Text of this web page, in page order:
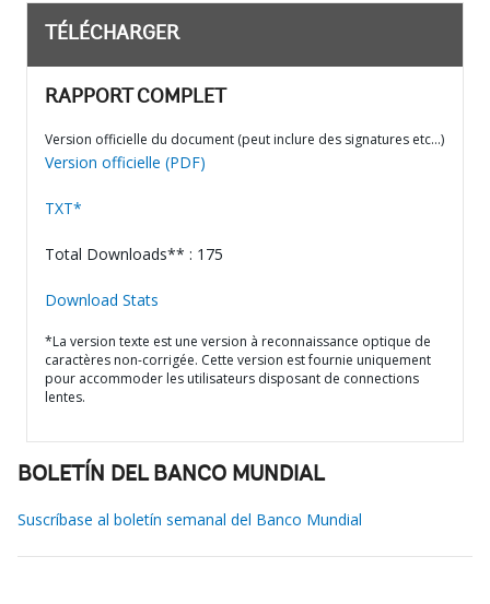
TÉLÉCHARGER
RAPPORT COMPLET
Version officielle du document (peut inclure des signatures etc…)
Version officielle (PDF)
TXT*
Total Downloads** : 175
Download Stats
*La version texte est une version à reconnaissance optique de
caractères non-corrigée. Cette version est fournie uniquement
pour accommoder les utilisateurs disposant de connections
lentes.
BOLETÍN DEL BANCO MUNDIAL
Suscríbase al boletín semanal del Banco Mundial